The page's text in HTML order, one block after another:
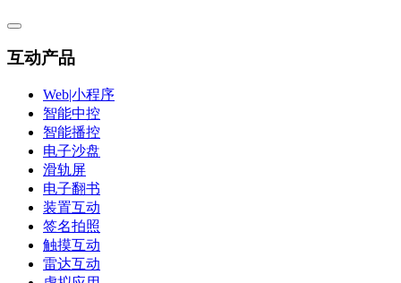
互动产品
Web|小程序
智能中控
智能播控
电子沙盘
滑轨屏
电子翻书
装置互动
签名拍照
触摸互动
雷达互动